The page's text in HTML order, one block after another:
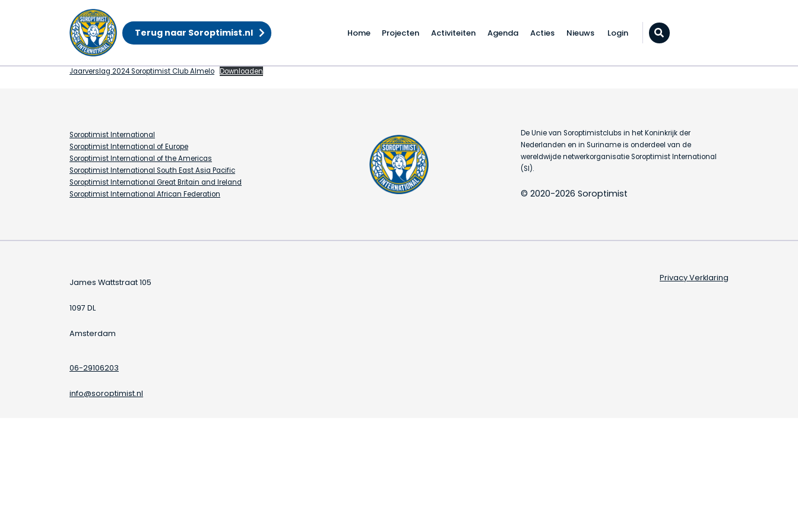
Terug naar Soroptimist.nl Home Projecten Activiteiten Agenda Acties Nieuws Login Zoeken...
ANBI Jaarverslag
Jaarverslag 2024 Soroptimist Club Almelo Downloaden
Soroptimist International
Soroptimist International of Europe
Soroptimist International of the Americas
Soroptimist International South East Asia Pacific
Soroptimist International Great Britain and Ireland
Soroptimist International African Federation
De Unie van Soroptimistclubs in het Koninkrijk der
Nederlanden en in Suriname is onderdeel van de
wereldwijde netwerkorganisatie Soroptimist International
(SI).
© 2020-2026 Soroptimist
James Wattstraat 105
1097 DL
Amsterdam
06-29106203
info@soroptimist.nl
Privacy Verklaring